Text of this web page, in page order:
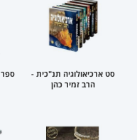
סט ארכיאולוגיה תנ"כית -
הרב זמיר כהן
ספר